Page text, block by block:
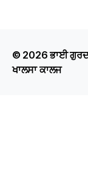
© 2026ਭਾਈ
ਖਾਲਸਾ ਕਾਲਜ